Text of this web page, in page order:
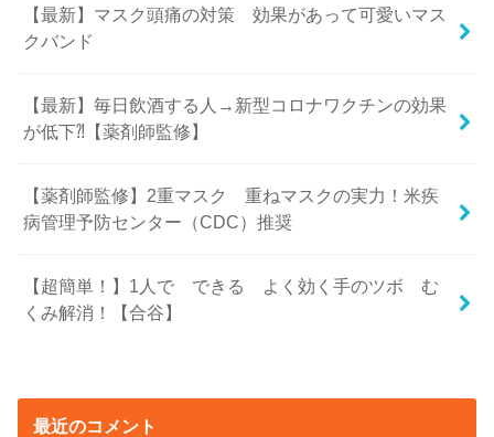
【最新】マスク頭痛の対策 効果があって可愛いマス
クバンド
【最新】毎日飲酒する人→新型コロナワクチンの効果
が低下⁈【薬剤師監修】
【薬剤師監修】2重マスク 重ねマスクの実力！米疾
病管理予防センター（CDC）推奨
【超簡単！】1人で できる よく効く手のツボ む
くみ解消！【合谷】
最近のコメント